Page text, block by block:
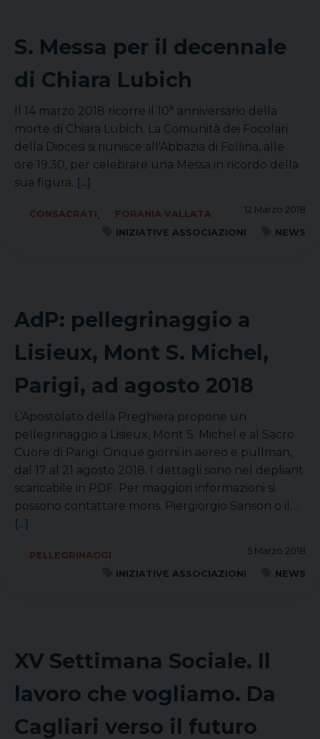
S. Messa per il decennale
di Chiara Lubich
Il 14 marzo 2018 ricorre il 10° anniversario della
morte di Chiara Lubich. La Comunità dei Focolari
della Diocesi si riunisce all'Abbazia di Follina, alle
ore 19.30, per celebrare una Messa in ricordo della
sua figura. [...]
12 Marzo 2018
CONSACRATI,
FORANIA VALLATA
INIZIATIVE ASSOCIAZIONI
NEWS
AdP: pellegrinaggio a
Lisieux, Mont S. Michel,
Parigi, ad agosto 2018
L’Apostolato della Preghiera propone un
pellegrinaggio a Lisieux, Mont S. Michel e al Sacro
Cuore di Parigi. Cinque giorni in aereo e pullman,
dal 17 al 21 agosto 2018. I dettagli sono nel depliant
scaricabile in PDF. Per maggiori informazioni si
possono contattare mons. Piergiorgio Sanson o il…
[...]
5 Marzo 2018
PELLEGRINAGGI
INIZIATIVE ASSOCIAZIONI
NEWS
XV Settimana Sociale. Il
lavoro che vogliamo. Da
Cagliari verso il futuro